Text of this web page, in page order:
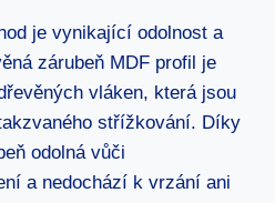
je vynikající odolnost a
zárubeň MDF profil je
vláken, která jsou
střížkování. Díky
odolná vůči
a nedochází k vrzání ani